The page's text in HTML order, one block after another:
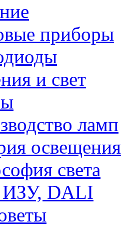
приборы
и свет
ламп
освещения
света
DALI